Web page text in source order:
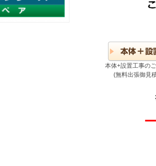
本体+設置工事の
(無料出張御見